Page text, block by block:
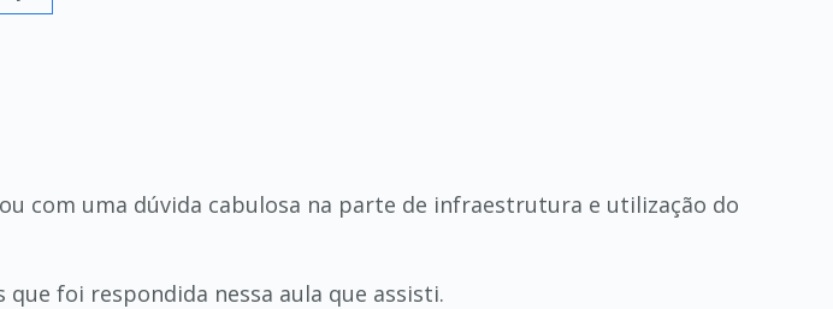
com uma dúvida cabulosa na parte de infraestrutura e utilização do
foi respondida nessa aula que assisti.